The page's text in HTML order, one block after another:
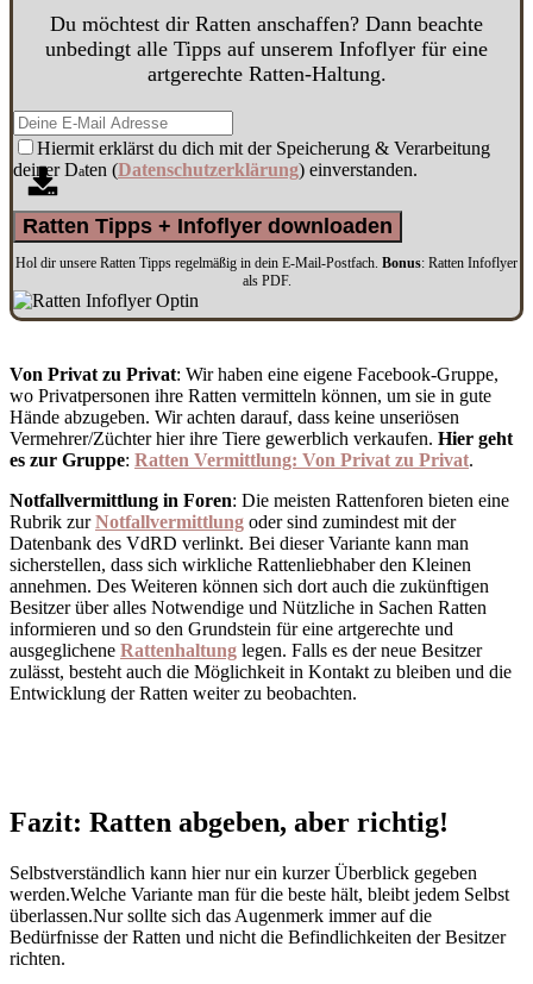
Du möchtest dir Ratten anschaffen? Dann beachte
unbedingt alle Tipps auf unserem Infoflyer für eine
artgerechte Ratten-Haltung.
Hiermit erklärst du dich mit der Speicherung & Verarbeitung
deiner Daten (Datenschutzerklärung) einverstanden.
Ratten Tipps + Infoflyer downloaden
Hol dir unsere Ratten Tipps regelmäßig in dein E-Mail-Postfach. Bonus: Ratten Infoflyer
als PDF.
Von Privat zu Privat: Wir haben eine eigene Facebook-Gruppe,
wo Privatpersonen ihre Ratten vermitteln können, um sie in gute
Hände abzugeben. Wir achten darauf, dass keine unseriösen
Vermehrer/Züchter hier ihre Tiere gewerblich verkaufen. Hier geht
es zur Gruppe: Ratten Vermittlung: Von Privat zu Privat.
Notfallvermittlung in Foren: Die meisten Rattenforen bieten eine
Rubrik zurNotfallvermittlung oder sind zumindest mit der
Datenbank des VdRD verlinkt. Bei dieser Variante kann man
sicherstellen, dass sich wirkliche Rattenliebhaber den Kleinen
annehmen. Des Weiteren können sich dort auch die zukünftigen
Besitzer über alles Notwendige und Nützliche in Sachen Ratten
informieren und so den Grundstein für eine artgerechte und
ausgeglichene Rattenhaltung legen. Falls es der neue Besitzer
zulässt, besteht auch die Möglichkeit in Kontakt zu bleiben und die
Entwicklung der Ratten weiter zu beobachten.
Fazit: Ratten abgeben, aber richtig!
Selbstverständlich kann hier nur ein kurzer Überblick gegeben
werden.Welche Variante man für die beste hält, bleibt jedem Selbst
überlassen.Nur sollte sich das Augenmerk immer auf die
Bedürfnisse der Ratten und nicht die Befindlichkeiten der Besitzer
richten.